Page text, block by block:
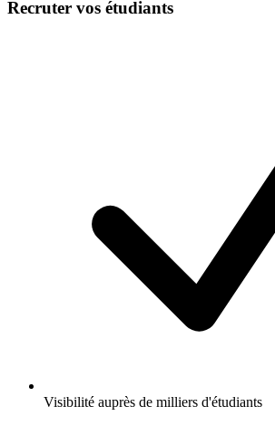
Recruter vos étudiants
Visibilité auprès de milliers d'étudiants